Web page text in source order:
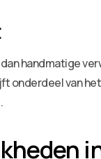
handmatige
van
.